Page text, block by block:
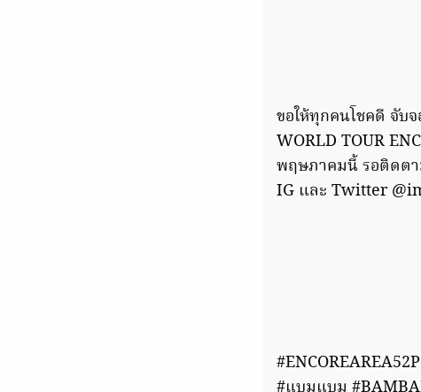
ขอให้ทุกคนโชคดี จับ
WORLD TOUR
พฤษภาคมนี้ รอติดตา
IG และ Twitter